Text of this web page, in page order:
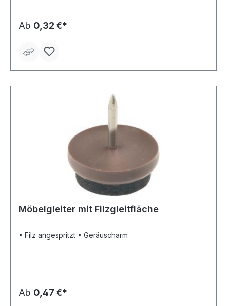
Ab 0,32 €*
Möbelgleiter mit Filzgleitfläche
• Filz angespritzt • Geräuscharm
Ab 0,47 €*